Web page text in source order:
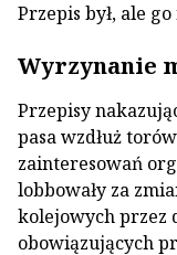
Przepis był, ale
Wyrzynanie
Przepisy
pasa wzdłuż
zainteresowań
lobbowały za
kolejowych przez
obowiązujących